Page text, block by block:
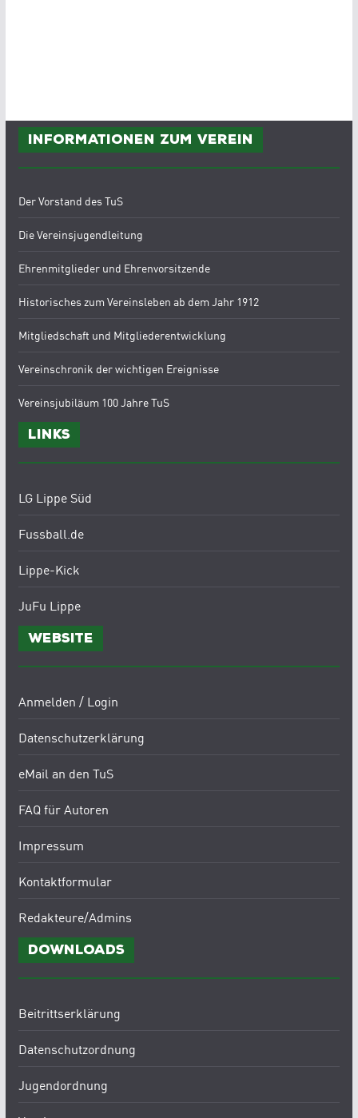
Informationen zum Verein
Der Vorstand des TuS
Die Vereinsjugendleitung
Ehrenmitglieder und Ehrenvorsitzende
Historisches zum Vereinsleben ab dem Jahr 1912
Mitgliedschaft und Mitgliederentwicklung
Vereinschronik der wichtigen Ereignisse
Vereinsjubiläum 100 Jahre TuS
Links
LG Lippe Süd
Fussball.de
Lippe-Kick
JuFu Lippe
Website
Anmelden / Login
Datenschutzerklärung
eMail an den TuS
FAQ für Autoren
Impressum
Kontaktformular
Redakteure/Admins
Downloads
Beitrittserklärung
Datenschutzordnung
Jugendordnung